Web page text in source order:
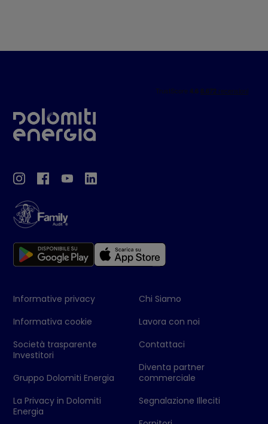
Informative privacy
Informativa cookie
Società trasparente
Investitori
Gruppo Dolomiti Energia
La Privacy in Dolomiti
Energia
Chi Siamo
Lavora con noi
Contattaci
Diventa partner
commerciale
Segnalazione Illeciti